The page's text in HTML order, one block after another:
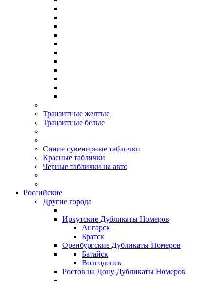
Транзитные желтые
Транзитные белые
Синие сувенирные таблички
Красные таблички
Черные таблички на авто
Российские
Другие города
Иркутские Дубликаты Номеров
Ангарск
Братск
Оренбургские Дубликаты Номеров
Батайск
Волгодонск
Ростов на Дону Дубликаты Номеров